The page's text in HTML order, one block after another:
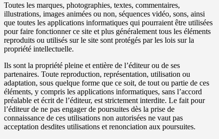
Toutes les marques, photographies, textes, commentaires,
illustrations, images animées ou non, séquences vidéo, sons, ainsi
que toutes les applications informatiques qui pourraient être utilisées
pour faire fonctionner ce site et plus généralement tous les éléments
reproduits ou utilisés sur le site sont protégés par les lois sur la
propriété intellectuelle.
Ils sont la propriété pleine et entière de l’éditeur ou de ses
partenaires. Toute reproduction, représentation, utilisation ou
adaptation, sous quelque forme que ce soit, de tout ou partie de ces
éléments, y compris les applications informatiques, sans l’accord
préalable et écrit de l’éditeur, est strictement interdite. Le fait pour
l’éditeur de ne pas engager de poursuites dès la prise de
connaissance de ces utilisations non autorisées ne vaut pas
acceptation desdites utilisations et renonciation aux poursuites.